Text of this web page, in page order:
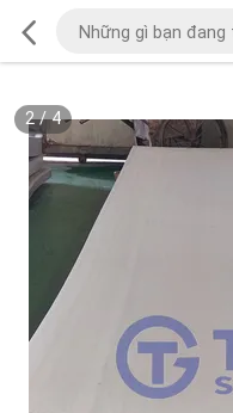
2/4